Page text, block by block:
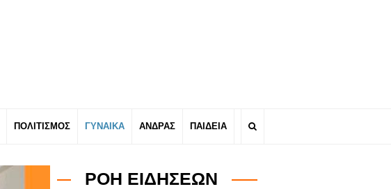
ΠΟΛΙΤΙΣΜΟΣ ΓΥΝΑΙΚΑ ΑΝΔΡΑΣ ΠΑΙΔΕΙΑ
ΡΟΗ ΕΙΔΗΣΕΩΝ